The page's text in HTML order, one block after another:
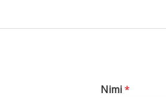
Nimi*